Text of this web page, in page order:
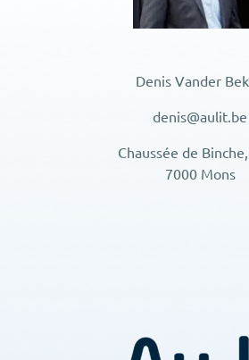
Denis Vander
denis@aulit.be
Chaussée de
7000 Mons